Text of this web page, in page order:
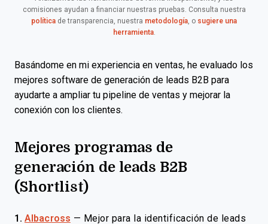
comisiones ayudan a financiar nuestras pruebas. Consulta nuestra
política de transparencia, nuestra metodología, o sugiere una
herramienta.
Basándome en mi experiencia en ventas, he evaluado los
mejores software de generación de leads B2B para
ayudarte a ampliar tu pipeline de ventas y mejorar la
conexión con los clientes.
Mejores programas de
generación de leads B2B
(Shortlist)
1. Albacross — Mejor para la identificación de leads